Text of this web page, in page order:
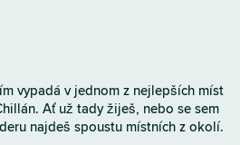
vypadá v jednom z nejlepších míst
Ať už tady žiješ, nebo se sem
najdeš spoustu místních z okolí.